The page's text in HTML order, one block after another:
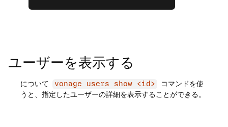
ユーザーを表示する
について vonage users show <id>
コマンドを使
うと、指定したユーザーの詳細を表示することができる。